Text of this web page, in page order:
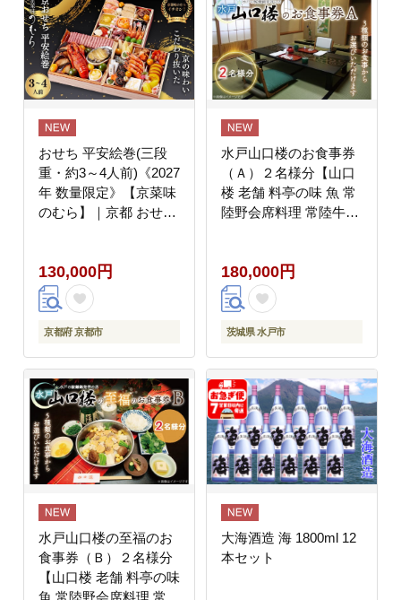
おせち 平安絵巻(三段
重・約3～4人前)《2027
年 数量限定》【京菜味
のむら】｜京都 おせち
京料理 人気 おすすめ
2027 正月 お祝い グル
メ ギフト ご自宅用 冷
凍 お取り寄せ 通販 送
130,000円
京都府 京都市
水戸山口楼のお食事券
（Ａ）２名様分【山口
楼 老舗 料亭の味 魚 常
陸野会席料理 常陸牛す
茨城県】（BV-29）
180,000円
茨城県 水戸市
水戸山口楼の至福のお
食事券（Ｂ）２名様分
【山口楼 老舗 料亭の味
魚 常陸野会席料理 常陸
大海酒造 海 1800ml 12
本セット